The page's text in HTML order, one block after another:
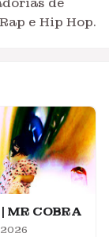
de
e Hip Hop.
MR COBRA